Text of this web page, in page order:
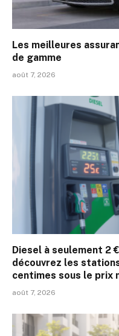
Les meilleures
de gamme
août 7, 2026
Diesel à seulement 2
découvrez les
centimes sous le prix
août 7, 2026